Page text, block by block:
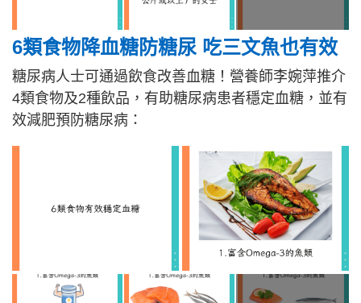
6類食物降血糖防糖尿 吃三文魚也有效
糖尿病人士可通過飲食改善血糖！營養師李婉萍推介
4類食物及2種飲品，有助糖尿病患者穩定血糖，並有
效減肥預防糖尿病：